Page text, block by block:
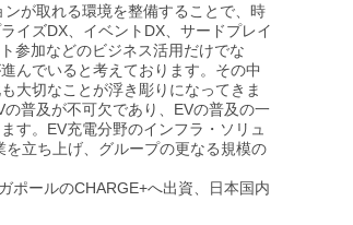
が取れる環境を整備することで、時
イズDX、イベントDX、サードプレイ
参加などのビジネス活用だけでな
んでいると考えております。その中
大切なことが浮き彫りになってきま
普及が不可欠であり、EVの普及の一
す。EV充電分野のインフラ・ソリュ
立ち上げ、グループの更なる規模の
ポールのCHARGE+へ出資、日本国内